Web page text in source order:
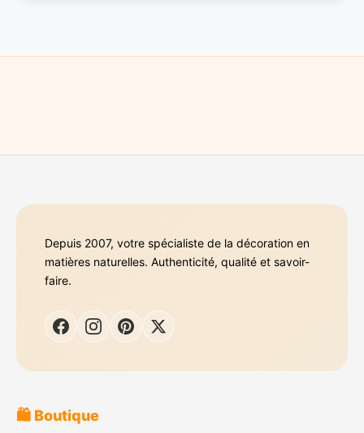
Depuis 2007, votre spécialiste de la décoration en
matières naturelles. Authenticité, qualité et savoir-
faire.
🛍️ Boutique